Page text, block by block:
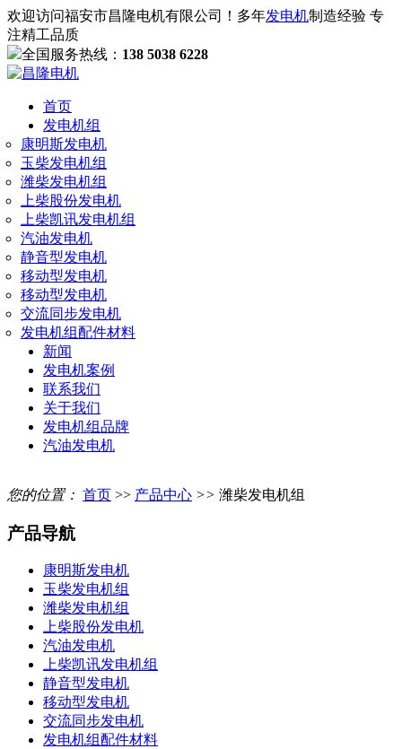
欢迎访问福安市昌隆电机有限公司！多年发电机制造经验 专
注精工品质
全国服务热线： 138 5038 6228
首页
发电机组
康明斯发电机
玉柴发电机组
潍柴发电机组
上柴股份发电机
上柴凯讯发电机组
汽油发电机
静音型发电机
移动型发电机
移动型发电机
交流同步发电机
发电机组配件材料
新闻
发电机案例
联系我们
关于我们
发电机组品牌
汽油发电机
您的位置： 首页 >> 产品中心 >> 潍柴发电机组
产品导航
康明斯发电机
玉柴发电机组
潍柴发电机组
上柴股份发电机
汽油发电机
上柴凯讯发电机组
静音型发电机
移动型发电机
交流同步发电机
发电机组配件材料